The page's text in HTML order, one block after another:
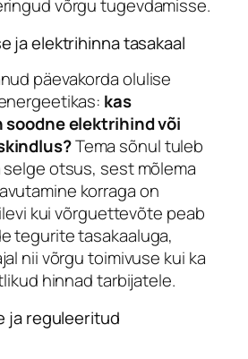
võrgu tugevdamisse.
ja elektrihinna tasakaal
päevakorda olulise
kas
soodne elektrihind või
Tema sõnul tuleb
otsus, sest mõlema
korraga on
kui võrguettevõte peab
tegurite tasakaaluga,
nii võrgu toimivuse kui ka
hinnad tarbijatele.
ja reguleeritud